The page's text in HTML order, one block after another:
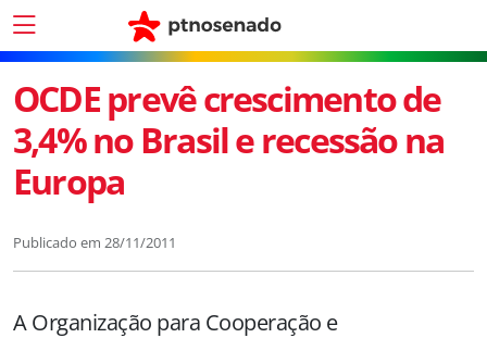
OCDE prevê crescimento de
3,4% no Brasil e recessão na
Europa
Publicado em 28/11/2011
A Organização para Cooperação e